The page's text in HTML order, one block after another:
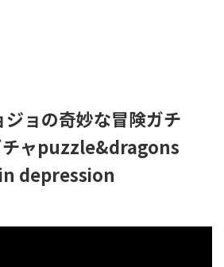
ジョの奇妙な冒険ガチ
チャpuzzle&dragons
depression